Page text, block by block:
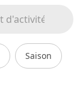
Saison